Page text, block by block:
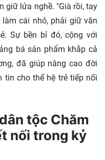
giữ lửa nghề. "Già rồi, tay
cái nhỏ, phải giữ văn
Sự bền bỉ đó, cộng với
bá sản phẩm khắp cả
đã giúp nâng cao đời
tin cho thế hệ trẻ tiếp nối
tộc Chăm
nối trong kỷ